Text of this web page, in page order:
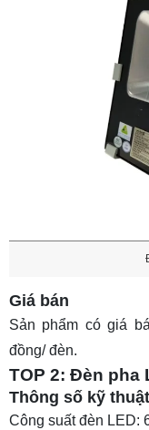
7. Lưu ý khi chọn
Giá bán
Sản phẩm có giá
đồng/ đèn.
TOP 2: Đèn pha
Thông số kỹ thuật
Công suất đèn LED: